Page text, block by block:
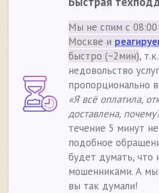
Мы не спим с
Москве и
быстро (~2мин),
недовольство
пропорционально
«Я всё оплатила,
доставлена,
течение 5 минут
подобное
будет думать, что
мошенниками. А
вы так думали!